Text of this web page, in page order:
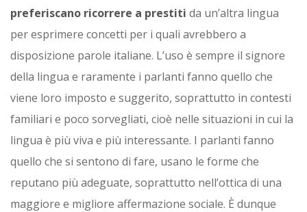
preferiscano ricorrere a prestiti da un’altra lingua
per esprimere concetti per i quali avrebbero a
disposizione parole italiane. L’uso è sempre il signore
della lingua e raramente i parlanti fanno quello che
viene loro imposto e suggerito, soprattutto in contesti
familiari e poco sorvegliati, cioè nelle situazioni in cui la
lingua è più viva e più interessante. I parlanti fanno
quello che si sentono di fare, usano le forme che
reputano più adeguate, soprattutto nell’ottica di una
maggiore e migliore affermazione sociale. È dunque